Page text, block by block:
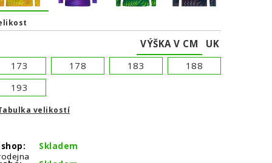
VÝŠKA V CM
UK
173
178 183
188
193
velikostí
shop:
Skladem